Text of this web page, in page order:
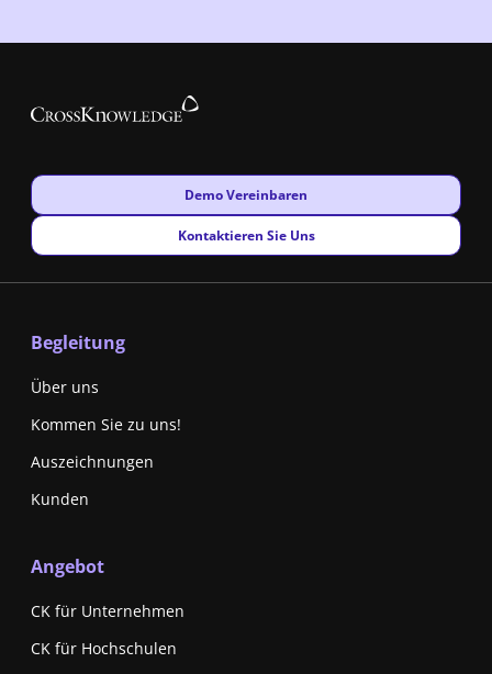
New window
Demo Vereinbaren
New window
Kontaktieren Sie Uns
Begleitung
Über uns
Kommen Sie zu uns!
Auszeichnungen
Kunden
Angebot
CK für Unternehmen
CK für Hochschulen